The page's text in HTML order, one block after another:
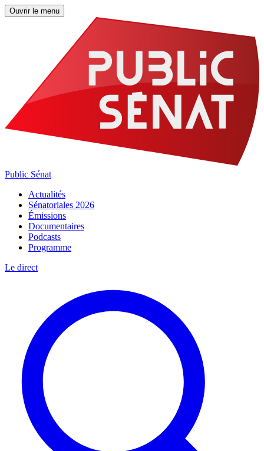
Ouvrir le menu
Public Sénat
Actualités
Sénatoriales 2026
Émissions
Documentaires
Podcasts
Programme
Le direct